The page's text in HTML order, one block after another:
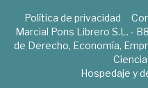
Política de privacidad
Marcial Pons Librero S.L. -
de Derecho, Economía,
Hospedaje y